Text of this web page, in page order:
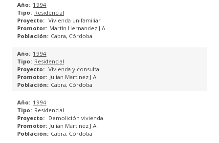
ESTUDIOS DE DETALLE
PROYECTOS DE REPARCELACIÓN
PROYECTOS DE BASES Y ESTATUTOS DE JUNTAS DE
COMPENSACIÓN
CATÁLOGO URBANÍSTICO
ESPACIOS PÚBLICOS
INGENIERÍA DE EDIFICACIÓN
1994
Residencial
Vivienda unifamiliar
Martín Hernandez J.A.
Cabra, Córdoba
1994
Residencial
Vivienda y consulta
Julian Martinez J.A.
Cabra, Córdoba
1994
Residencial
Demolición vivienda
Julian Martinez J.A.
Cabra, Córdoba